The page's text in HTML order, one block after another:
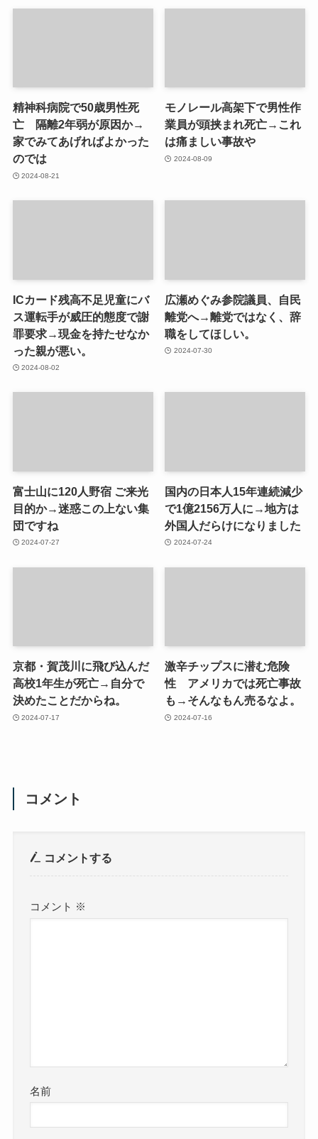
精神科病院で50歳男性死
亡 隔離2年弱が原因か→
家でみてあげればよかった
のでは
2024-08-21
モノレール高架下で男性作
業員が頭挟まれ死亡→これ
は痛ましい事故や
2024-08-09
ICカード残高不足児童にバ
ス運転手が威圧的態度で謝
罪要求→現金を持たせなか
った親が悪い。
2024-08-02
広瀬めぐみ参院議員、自民
離党へ→離党ではなく、辞
職をしてほしい。
2024-07-30
富士山に120人野宿 ご来光
目的か→迷惑この上ない集
団ですね
2024-07-27
国内の日本人15年連続減少
で1億2156万人に→地方は
外国人だらけになりました
2024-07-24
京都・賀茂川に飛び込んだ
高校1年生が死亡→自分で
決めたことだからね。
2024-07-17
激辛チップスに潜む危険
性 アメリカでは死亡事故
も→そんなもん売るなよ。
2024-07-16
コメント
コメントする
コメント ※
名前